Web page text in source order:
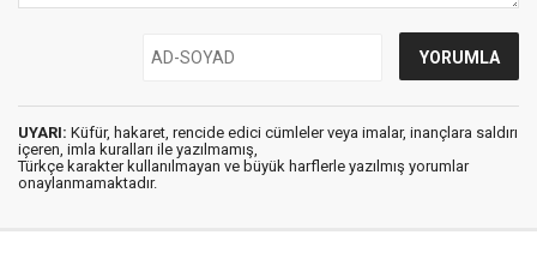
UYARI: Küfür, hakaret, rencide edici cümleler veya imalar, inançlara saldırı
içeren, imla kuralları ile yazılmamış,
Türkçe karakter kullanılmayan ve büyük harflerle yazılmış yorumlar
onaylanmamaktadır.